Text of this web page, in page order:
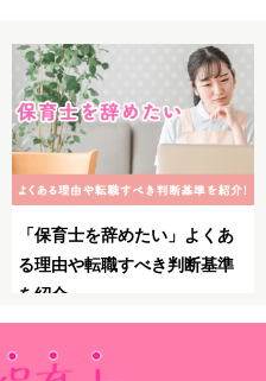
保育士のやりがいとは？魅
力・大変さ・やりがいを感じ
る瞬間を紹介！